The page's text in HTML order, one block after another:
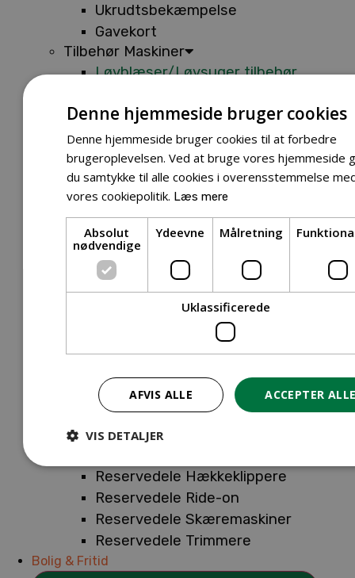
Ukrudtsbekæmpelse
Gavekort
Tilbehør Maskiner
Løvblæser/Løvsuger tilbehør
Tilbehør Buskryddere og Trimmere
Tilbehør Entreprenørudstyr
Tilbehør Havetraktor
Tilbehør Hækkeklippere
Tilbehør Motorsav
Tilbehør Kæder
Tilbehør Sværd
Tilbehør Rengøringsmaskiner
Tilbehør Robotplæneklipper
Tilbehør Walk Behind
Reservedele Løvblæsere
Reservedele Motorsave
Reservedele Plæneklippere
Reservedele Hækkeklippere
Reservedele Ride-on
Reservedele Skæremaskiner
Reservedele Trimmere
Bolig & Fritid
Denne hjemmeside bruger cookies
Denne hjemmeside bruger cookies til at forbedre
brugeroplevelsen. Ved at bruge vores hjemmeside
du samtykke til alle cookies i overensstemmelse
vores cookiepolitik. Læs mere
Absolut
nødvendige
Ydeevne Målretning
Uklassificerede
ACCEPTER
AFVIS ALLE
VIS DETALJER